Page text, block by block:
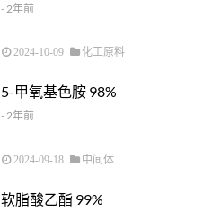
- 2年前
2024-10-09 化工原料
5-甲氧基色胺 98%
- 2年前
2024-09-18 中间体
软脂酸乙酯 99%